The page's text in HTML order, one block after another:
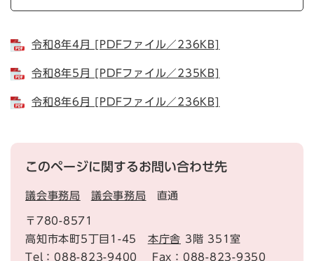
令和8年4月 [PDFファイル／236KB]
令和8年5月 [PDFファイル／235KB]
令和8年6月 [PDFファイル／236KB]
このページに関するお問い合わせ先
議会事務局 議会事務局 直通
〒780-8571
高知市本町5丁目1-45 本庁舎 3階 351室
Tel：088-823-9400
Fax：088-823-9350